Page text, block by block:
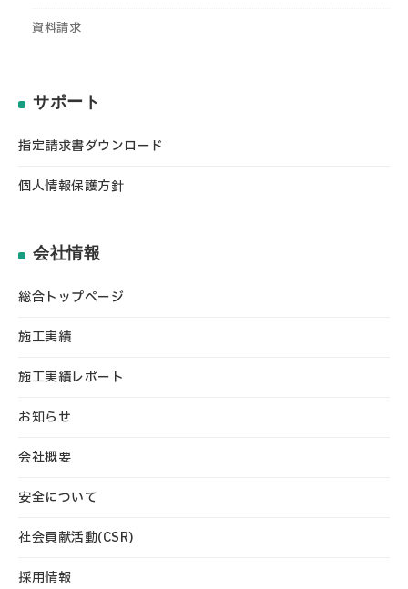
資料請求
サポート
指定請求書ダウンロード
個人情報保護方針
会社情報
総合トップページ
施工実績
施工実績レポート
お知らせ
会社概要
安全について
社会貢献活動(CSR)
採用情報